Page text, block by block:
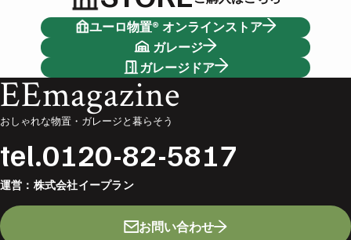
ユーロ物置® オンラインストア
ガレージ
ガレージドア
EEmagazine
おしゃれな物置・ガレージと暮らそう
tel.0120-82-5817
運営： 株式会社イープラン
お問い合わせ